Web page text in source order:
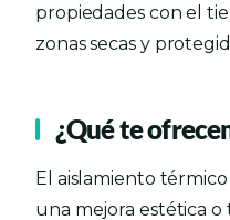
propiedades con el
zonas secas y
¿Qué te
El aislamiento
una mejora estética o